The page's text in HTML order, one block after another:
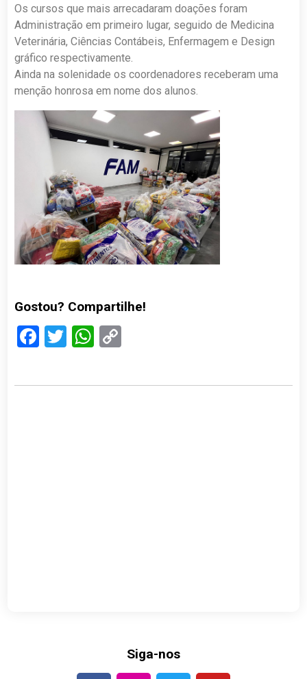
Os cursos que mais arrecadaram doações foram
Administração em primeiro lugar, seguido de Medicina
Veterinária, Ciências Contábeis, Enfermagem e Design
gráfico respectivamente.
Ainda na solenidade os coordenadores receberam uma
menção honrosa em nome dos alunos.
Gostou? Compartilhe!
Facebook
TwitterWhatsApp
Siga-nos